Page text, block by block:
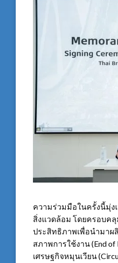
ความร่วมมือในครั้งนี้มุ่ง
สิ่งแวดล้อม โดยครอบค
ประสิทธิภาพเพื่อนำมาผ
สภาพการใช้งาน (End
เศรษฐกิจหมุนเวียน